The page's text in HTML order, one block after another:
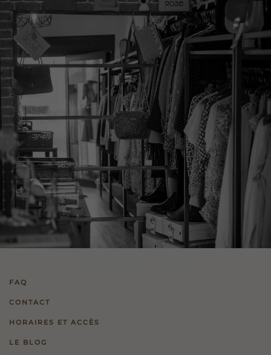
FAQ
CONTACT
HORAIRES ET ACCÈS
LE BLOG